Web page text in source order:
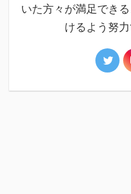
いた方々が満足でき
けるよう努力